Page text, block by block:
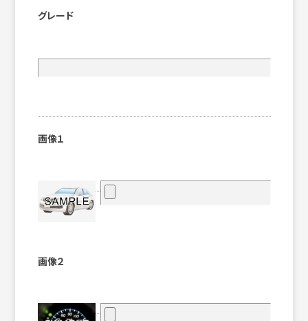
グレード
画像１
画像２